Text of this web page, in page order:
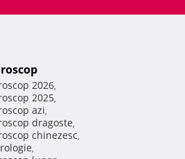
2026,
2025,
azi,
dragoste,
chinezesc,
,